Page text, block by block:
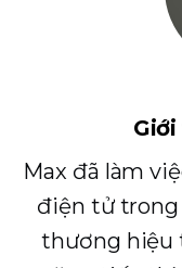
Max đã làm
điện tử trong
thương hiệu